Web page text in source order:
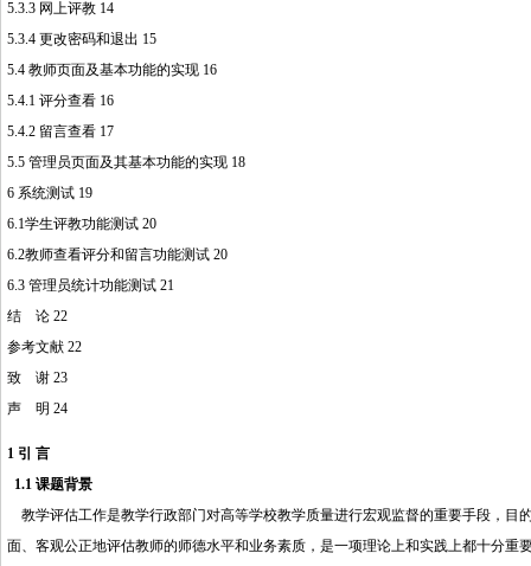
5.3.3 网上评教 14
5.3.4 更改密码和退出 15
5.4 教师页面及基本功能的实现 16
5.4.1 评分查看 16
5.4.2 留言查看 17
5.5 管理员页面及其基本功能的实现 18
6 系统测试 19
6.1学生评教功能测试 20
6.2教师查看评分和留言功能测试 20
6.3 管理员统计功能测试 21
结 论 22
参考文献 22
致 谢 23
声 明 24http://www.16sheji8.cn/
1 引 言
1.1 课题背景
教学评估工作是教学行政部门对高等学校教学质量进行宏观监督的重要手段，目
面、客观公正地评估教师的师德水平和业务素质，是一项理论上和实践上都十分重